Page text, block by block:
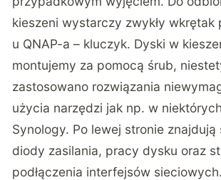
kieszeni wystarczy zwykły wkrętak
u QNAP-a – kluczyk. Dyski w
montujemy za pomocą śrub,
zastosowano rozwiązania
użycia narzędzi jak np. w
Synology. Po lewej stronie znajdują
diody zasilania, pracy dysku oraz
podłączenia interfejsów